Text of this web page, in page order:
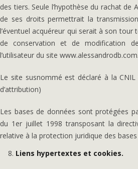
des tiers. Seule l’hypothèse du rachat de
de ses droits permettrait la
l’éventuel acquéreur qui serait à son
de conservation et de modification
l’utilisateur du site www.alessandrodb.com.
Le site susnommé est déclaré à la
d’attribution)
Les bases de données sont protégées
du 1er juillet 1998 transposant la
relative à la protection juridique des
Liens hypertextes et cookies.